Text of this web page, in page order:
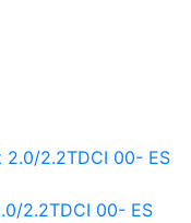
2.2TDCI 00- ES